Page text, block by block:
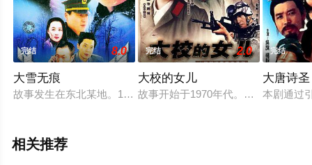
完结 8.0
大雪无痕
故事发生在东北某地。12月18日，松江市东钢股票案知情人市
完结 2.0
大校的女儿
故事开始于1970年代。某部通讯连
完结
大唐诗圣
本剧通过
相关推荐